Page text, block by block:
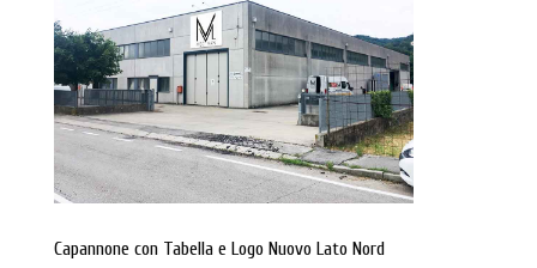
Capannone con Tabella e Logo Nuovo Lato Nord